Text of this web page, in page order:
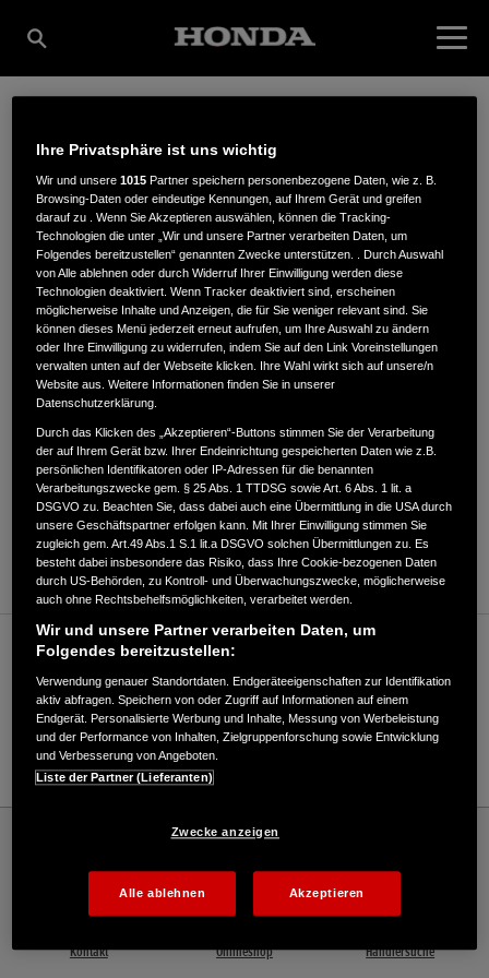
FORST- UND
GARTENTECHNIK
DIDSSUN GMBH
Berliner Str. 34,16348
ANFAHRTSBESCHREIBUNG ANFORDERN
WEBSITE
Verkauf / Kundendienst
033395/295
E-Mail
Rasen und Garten
Deutschland Offizielle Website | The Power of Dreams
Kontakt Onlineshop Händlersuche
Ihre Privatsphäre ist uns wichtig
Wir und unsere1015 Partner speichern personenbezogene Daten, wie z. B.
Browsing-Daten oder eindeutige Kennungen, auf Ihrem Gerät und greifen
darauf zu . Wenn Sie Akzeptieren auswählen, können die Tracking-
Technologien die unter „Wir und unsere Partner verarbeiten Daten, um
Folgendes bereitzustellen“ genannten Zwecke unterstützen. . Durch Auswahl
von Alle ablehnen oder durch Widerruf Ihrer Einwilligung werden diese
Technologien deaktiviert. Wenn Tracker deaktiviert sind, erscheinen
möglicherweise Inhalte und Anzeigen, die für Sie weniger relevant sind. Sie
können dieses Menü jederzeit erneut aufrufen, um Ihre Auswahl zu ändern
oder Ihre Einwilligung zu widerrufen, indem Sie auf den Link Voreinstellungen
verwalten unten auf der Webseite klicken. Ihre Wahl wirkt sich auf unsere/n
Website aus. Weitere Informationen finden Sie in unserer
Datenschutzerklärung.
Durch das Klicken des „Akzeptieren“-Buttons stimmen Sie der Verarbeitung
der auf Ihrem Gerät bzw. Ihrer Endeinrichtung gespeicherten Daten wie z.B.
persönlichen Identifikatoren oder IP-Adressen für die benannten
Verarbeitungszwecke gem. § 25 Abs. 1 TTDSG sowie Art. 6 Abs. 1 lit. a
DSGVO zu. Beachten Sie, dass dabei auch eine Übermittlung in die USA durch
unsere Geschäftspartner erfolgen kann. Mit Ihrer Einwilligung stimmen Sie
zugleich gem. Art.49 Abs.1 S.1 lit.a DSGVO solchen Übermittlungen zu. Es
besteht dabei insbesondere das Risiko, dass Ihre Cookie-bezogenen Daten
durch US-Behörden, zu Kontroll- und Überwachungszwecke, möglicherweise
auch ohne Rechtsbehelfsmöglichkeiten, verarbeitet werden.
Wir und unsere Partner verarbeiten Daten, um
Folgendes bereitzustellen:
Verwendung genauer Standortdaten. Endgeräteeigenschaften zur Identifikation
aktiv abfragen. Speichern von oder Zugriff auf Informationen auf einem
Endgerät. Personalisierte Werbung und Inhalte, Messung von Werbeleistung
und der Performance von Inhalten, Zielgruppenforschung sowie Entwicklung
und Verbesserung von Angeboten.
Liste der Partner (Lieferanten)
Zwecke anzeigen
Alle ablehnen Akzeptieren